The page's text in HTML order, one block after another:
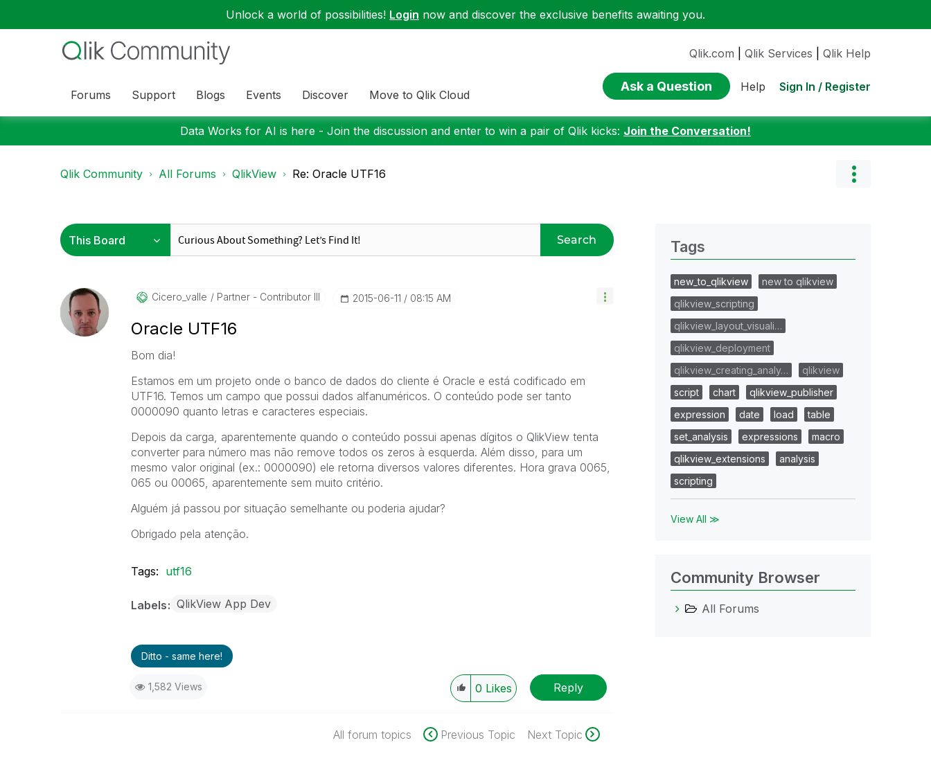
Unlock a world of possibilities! Login now and discover the exclusive benefits awaiting you.
Forums Support Blogs Events Discover Move to Qlik Cloud
Qlik.com Qlik Services Qlik Help
Ask a Question Help Sign In / Register
Data Works for AI is here - Join the discussion and enter to win a pair of Qlik kicks: Join the Conversation!
Qlik Community All Forums QlikView Re: Oracle UTF16
Search
Cicero_valle Partner - Contributor III ‎2015-06-11 08:15 AM
Oracle UTF16
Bom dia!
Estamos em um projeto onde o banco de dados do cliente é Oracle e está codificado em
UTF16. Temos um campo que possui dados alfanuméricos. O conteúdo pode ser tanto
0000090 quanto letras e caracteres especiais.
Depois da carga, aparentemente quando o conteúdo possui apenas dígitos o QlikView tenta
converter para número mas não remove todos os zeros à esquerda. Além disso, para um
mesmo valor original (ex.: 0000090) ele retorna diversos valores diferentes. Hora grava 0065,
065 ou 00065, aparentemente sem muito critério.
Alguém já passou por situação semelhante ou poderia ajudar?
Obrigado pela atenção.
Tags: utf16
Labels QlikView App Dev
Ditto - same here!
1,582 Views 0 Likes Reply
All forum topics Previous Topic Next Topic
Tags
new_to_qlikview
new to qlikview
qlikview_scripting
qlikview_layout_visuali…
qlikview_deployment
qlikview_creating_analy…
qlikview
script
chart
qlikview_publisher
expression
date load
table
set_analysis
expressions
macro
qlikview_extensions
analysis
scripting
View All ≫
Community Browser
All Forums